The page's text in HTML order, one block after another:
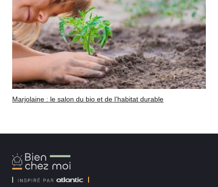
Marjolaine : le salon du bio et de l’habitat durable
Bien
Chez